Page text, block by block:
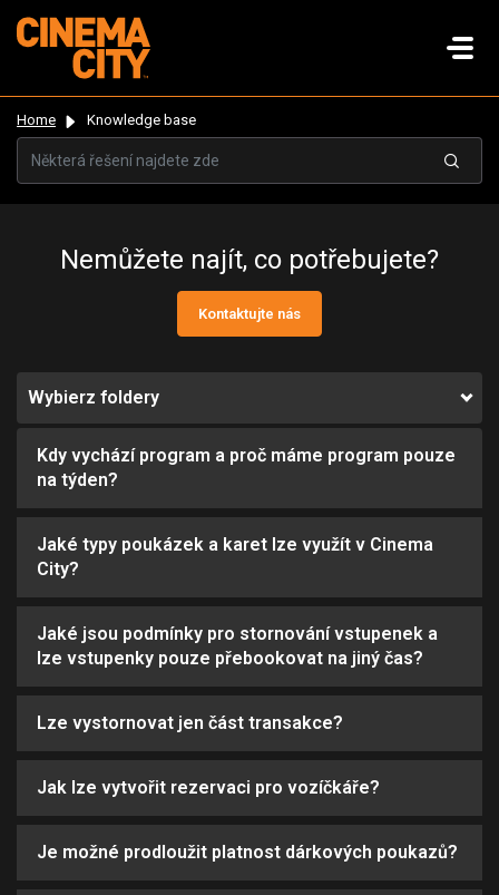
Home Knowledge base
Nemůžete najít, co potřebujete?
Kontaktujte nás
Wybierz foldery
Kdy vychází program a proč máme program pouze
na týden?
Jaké typy poukázek a karet lze využít v Cinema
City?
Jaké jsou podmínky pro stornování vstupenek a
lze vstupenky pouze přebookovat na jiný čas?
Lze vystornovat jen část transakce?
Jak lze vytvořit rezervaci pro vozíčkáře?
Je možné prodloužit platnost dárkových poukazů?